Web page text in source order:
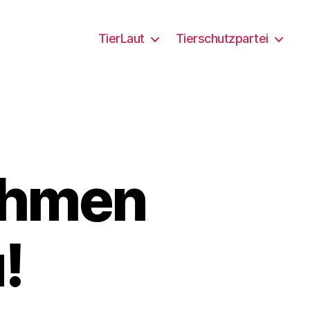
TierLaut Tierschutzpartei